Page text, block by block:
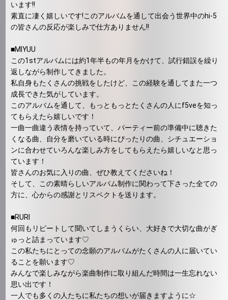
います!!
素直に凄く嬉しいです!このアルバムを通して出会う世界中のhi-5
の皆さんの反応が楽しみで仕方ありません!!
■MIYUU
この1stアルバムには約1年半もの年月をかけて、試行錯誤を繰り
返しながら制作してきました。
私自身もたくさんの挑戦をしたけど、この経験を通してまた一つ
成長できた気がしています。
このアルバムを通して、もっともっとたくさんの人にf5veを知っ
てもらえたら嬉しいです！
一曲一曲違う表情を持っていて、パーティー前の準備中に聴きた
くなる曲、自分を磨いている時にぴったりの曲、シチュエーショ
ンに合わせていろんな楽しみ方をしてもらえたら嬉しいなと思っ
ています！
皆さんのお気に入りの曲、ぜひ教えてくださいね！
そして、この素晴らしいアルバム制作に関わって下さった全ての
方に、心からの感謝とリスペクトを送ります。
■RURI
何回もリピートして聞いてしまうくらい、大好きで大切な曲がぎ
ゅっと詰まっています♡
この私たちにとっての念願のアルバムがたくさんの人に届いてい
ることを願います♡
みんなで楽しみながら楽曲制作に取り組んだ時間は一生忘れない
思い出です！
一人でも多くの人たちに私たちの想いが届きますように☆